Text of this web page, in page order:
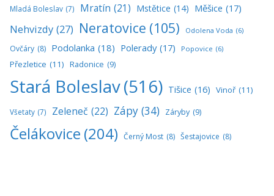
Mladá Boleslav (7) Mratín (21) Mstětice (14) Měšice (17)
Nehvizdy (27) Neratovice (105) Odolena Voda (6)
Ovčáry (8) Podolanka (18) Polerady (17) Popovice (6)
Přezletice (11) Radonice (9)
Stará Boleslav(516) Tišice (16) Vinoř (11)
Všetaty (7) Zeleneč (22) Zápy (34) Záryby (9)
Čelákovice (204) Černý Most (8) Šestajovice (8)